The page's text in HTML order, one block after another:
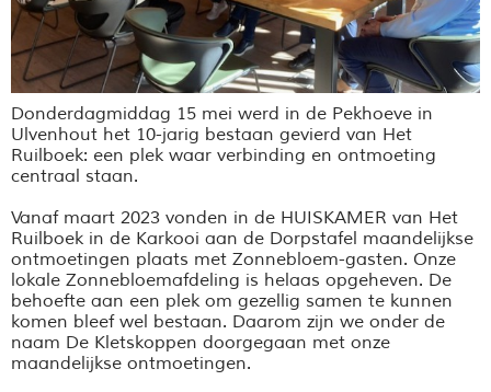
Donderdagmiddag 15 mei werd in de Pekhoeve in
Ulvenhout het 10-jarig bestaan gevierd van Het
Ruilboek: een plek waar verbinding en ontmoeting
centraal staan.
Vanaf maart 2023 vonden in de HUISKAMER van Het
Ruilboek in de Karkooi aan de Dorpstafel maandelijkse
ontmoetingen plaats met Zonnebloem-gasten. Onze
lokale Zonnebloemafdeling is helaas opgeheven. De
behoefte aan een plek om gezellig samen te kunnen
komen bleef wel bestaan. Daarom zijn we onder de
naam De Kletskoppen doorgegaan met onze
maandelijkse ontmoetingen.